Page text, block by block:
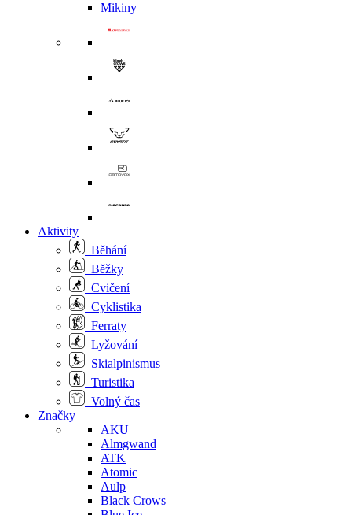
Mikiny
Aktivity
Běhání
Běžky
Cvičení
Cyklistika
Ferraty
Lyžování
Skialpinismus
Turistika
Volný čas
Značky
AKU
Almgwand
ATK
Atomic
Aulp
Black Crows